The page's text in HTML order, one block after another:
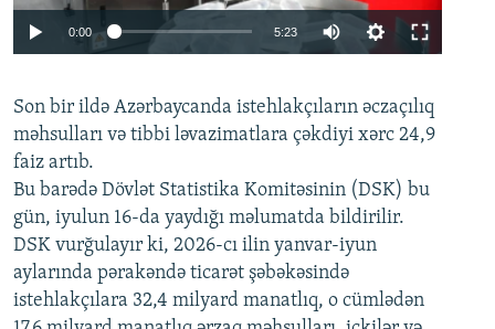
Auto 240p 360p 480p
720p 1080p
0:00 5:23
360p
480p
720p
1080p
Son bir ildə Azərbaycanda istehlakçıların əczaçılıq
məhsulları və tibbi ləvazimatlara çəkdiyi xərc 24,9
faiz artıb.
Bu barədə Dövlət Statistika Komitəsinin (DSK) bu
gün, iyulun 16-da yaydığı məlumatda bildirilir.
DSK vurğulayır ki, 2026-cı ilin yanvar-iyun
aylarında pərakəndə ticarət şəbəkəsində
istehlakçılara 32,4 milyard manatlıq, o cümlədən